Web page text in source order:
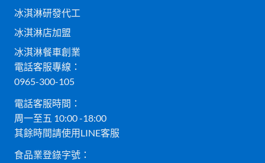
冰淇淋研發代工
冰淇淋店加盟
冰淇淋餐車創業
電話客服專線：
0965-300-105
電話客服時間：
周一至五 10:00 -18:00
其餘時間請使用LINE客服
食品業登錄字號：